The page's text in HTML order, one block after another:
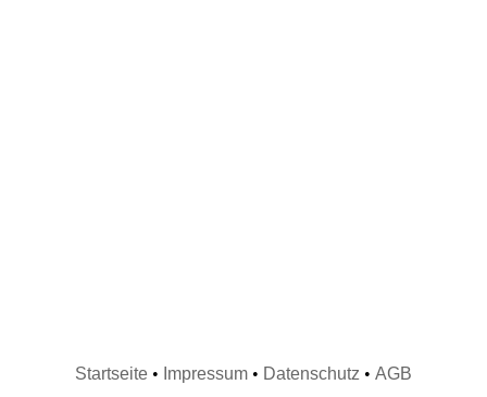
Startseite • Impressum • Datenschutz • AGB